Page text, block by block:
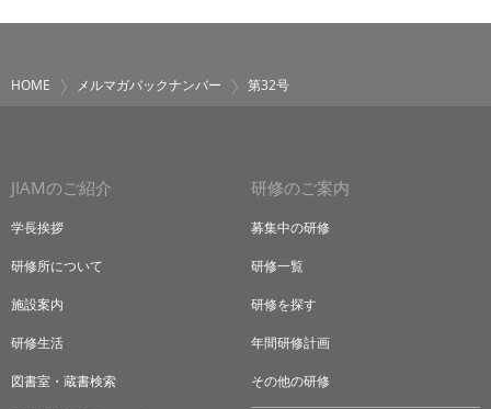
HOME メルマガバックナンバー 第32号
JIAMのご紹介
学長挨拶
研修所について
施設案内
研修生活
図書室・蔵書検索
研修のご案内
募集中の研修
研修一覧
研修を探す
年間研修計画
その他の研修